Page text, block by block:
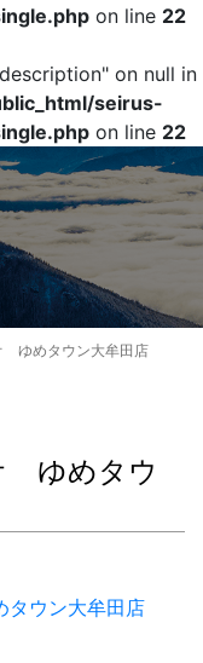
on line 22
on null in
seirus-
on line 22
ゆめタウン大牟田店
ゆめタウ